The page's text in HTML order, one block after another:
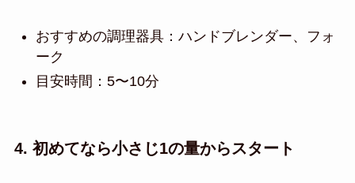
おすすめの調理器具：ハンドブレンダー、フォ
ーク
目安時間：5〜10分
4. 初めてなら小さじ1の量からスタート